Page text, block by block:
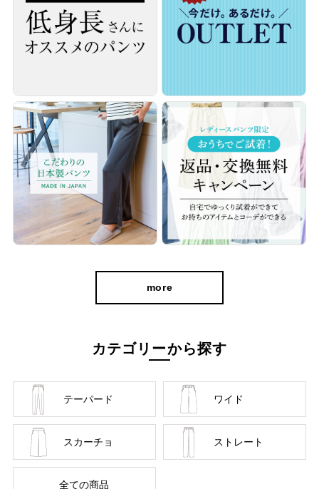
ウエストは前開きデザイン。バックギャザーでファスナーを下ろ
さなくても、スムーズに脱ぎ穿きすることができます。
ラクちんながらヒップや太ももまわりはゆったり、足首に向けて
細くなるテーパード設計で細見えした美しいシルエットを実現。
また前身にダーツを入れ、お腹周りにゆとりを持たせるよう細部
までこだわった一本です。
cafeからtabiまで、日常を上質に
more
カテゴリーから探す
テーパード ワイド
スカーチョ ストレート
全ての商品